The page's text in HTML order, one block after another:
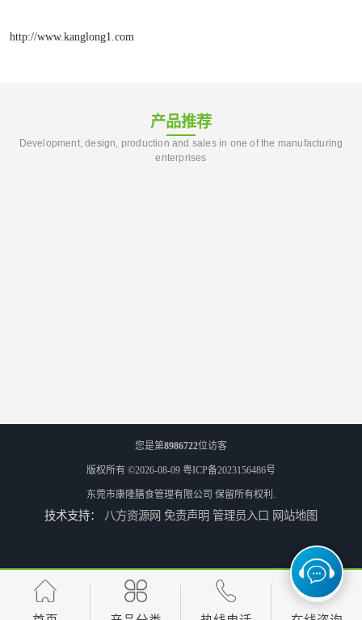
http://www.kanglong1.com
产品推荐
Development, design, production and sales in one of the manufacturing
enterprises
您是第8986722位访客
版权所有 ©2026-08-09 粤ICP备2023156486号
东莞市康隆膳食管理有限公司 保留所有权利.
技术支持： 八方资源网 免责声明 管理员入口 网站地图